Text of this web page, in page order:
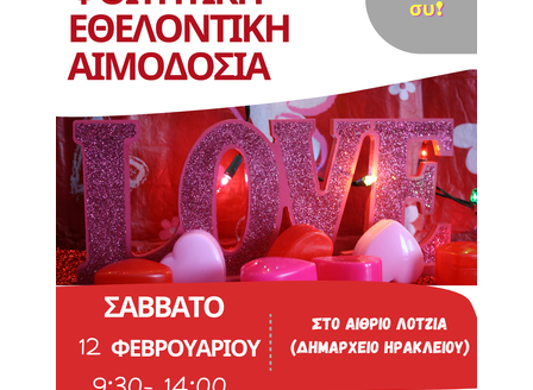
2011
2010
2006
ΤΟΠΟΣ
ΠΟΛΙΤΙΣΜΟΣ
ΑΝΘΕΚΤΙΚΗ